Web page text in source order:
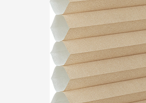
お問い合わせ
お気に入りリスト
お見積り来店予約はこちら